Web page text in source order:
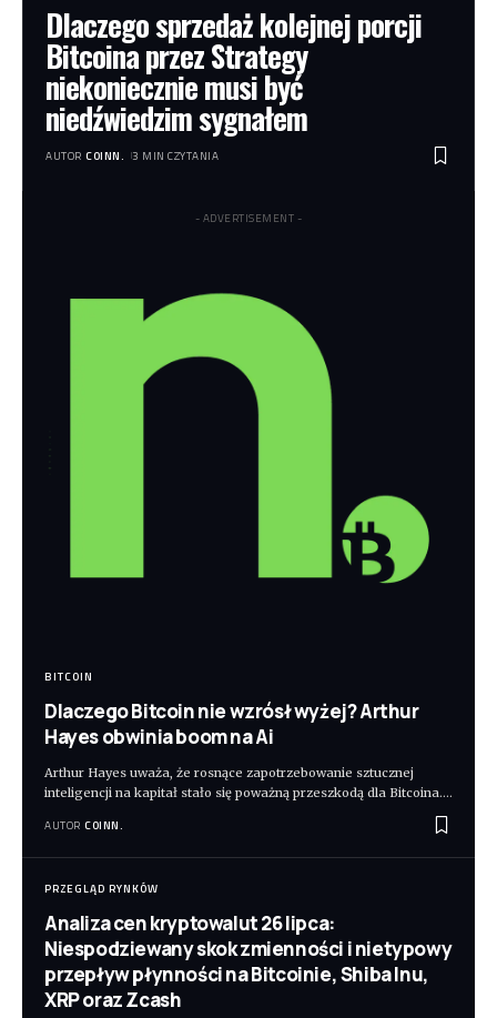
Dlaczego sprzedaż kolejnej porcji
Bitcoina przez Strategy
niekoniecznie musi być
niedźwiedzim sygnałem
AUTOR COINN. 3 MIN CZYTANIA
- ADVERTISEMENT -
BITCOIN
Dlaczego Bitcoin nie wzrósł wyżej? Arthur
Hayes obwinia boom na Ai
Arthur Hayes uważa, że rosnące zapotrzebowanie sztucznej
inteligencji na kapitał stało się poważną przeszkodą dla Bitcoina.…
AUTOR COINN.
PRZEGLĄD RYNKÓW
Analiza cen kryptowalut 26 lipca:
Niespodziewany skok zmienności i nietypowy
przepływ płynności na Bitcoinie, Shiba Inu,
XRP oraz Zcash